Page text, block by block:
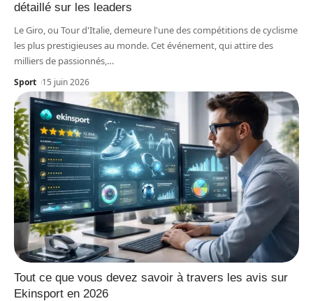
détaillé sur les leaders
Le Giro, ou Tour d'Italie, demeure l'une des compétitions de cyclisme
les plus prestigieuses au monde. Cet événement, qui attire des
milliers de passionnés,…
Sport 15 juin 2026
Tout ce que vous devez savoir à travers les avis sur
Ekinsport en 2026